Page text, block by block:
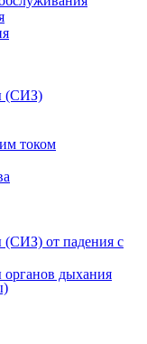
(СИЗ)
током
(СИЗ) от падения с
дыхания